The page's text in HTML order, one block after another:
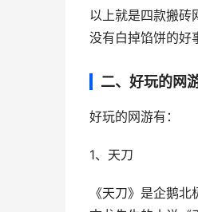
以上就是四款搬砖
没有白掉馅饼的好
二、好玩的网
好玩的网游有：
1、天刀
《天刀》是企鹅